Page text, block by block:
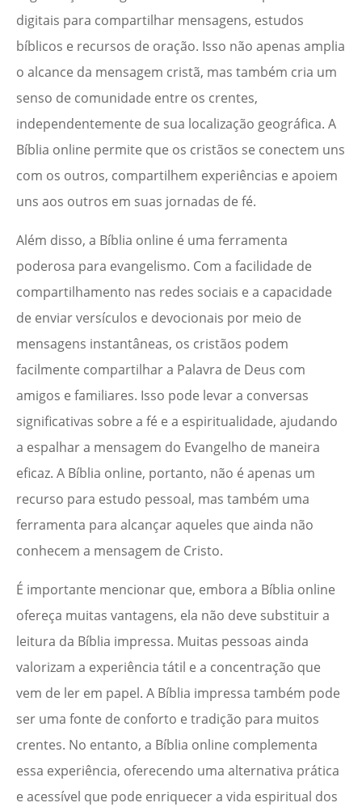
digitais para compartilhar mensagens, estudos
bíblicos e recursos de oração. Isso não apenas amplia
o alcance da mensagem cristã, mas também cria um
senso de comunidade entre os crentes,
independentemente de sua localização geográfica. A
Bíblia online permite que os cristãos se conectem uns
com os outros, compartilhem experiências e apoiem
uns aos outros em suas jornadas de fé.
Além disso, a Bíblia online é uma ferramenta
poderosa para evangelismo. Com a facilidade de
compartilhamento nas redes sociais e a capacidade
de enviar versículos e devocionais por meio de
mensagens instantâneas, os cristãos podem
facilmente compartilhar a Palavra de Deus com
amigos e familiares. Isso pode levar a conversas
significativas sobre a fé e a espiritualidade, ajudando
a espalhar a mensagem do Evangelho de maneira
eficaz. A Bíblia online, portanto, não é apenas um
recurso para estudo pessoal, mas também uma
ferramenta para alcançar aqueles que ainda não
conhecem a mensagem de Cristo.
É importante mencionar que, embora a Bíblia online
ofereça muitas vantagens, ela não deve substituir a
leitura da Bíblia impressa. Muitas pessoas ainda
valorizam a experiência tátil e a concentração que
vem de ler em papel. A Bíblia impressa também pode
ser uma fonte de conforto e tradição para muitos
crentes. No entanto, a Bíblia online complementa
essa experiência, oferecendo uma alternativa prática
e acessível que pode enriquecer a vida espiritual dos